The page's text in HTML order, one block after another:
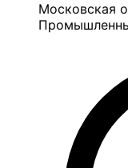
Московская